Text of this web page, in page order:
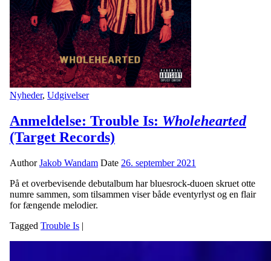
Nyheder, Udgivelser
Anmeldelse: Trouble Is: Wholehearted
(Target Records)
AuthorJakob Wandam Date 26. september 2021
På et overbevisende debutalbum har bluesrock-duoen skruet otte
numre sammen, som tilsammen viser både eventyrlyst og en flair
for fængende melodier.
Tagged Trouble Is |